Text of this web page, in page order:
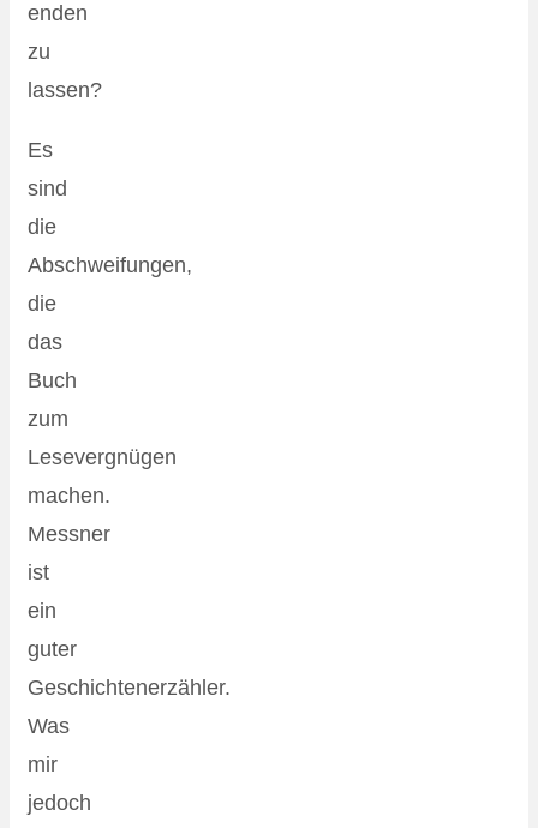
enden
zu
lassen?
Es
sind
die
Abschweifungen,
die
das
Buch
zum
Lesevergnügen
machen.
Messner
ist
ein
guter
Geschichtenerzähler.
Was
mir
jedoch